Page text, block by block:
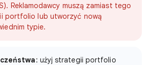
Reklamodawcy muszą zamiast tego
portfolio lub utworzyć nową
typie.
: użyj strategii portfolio